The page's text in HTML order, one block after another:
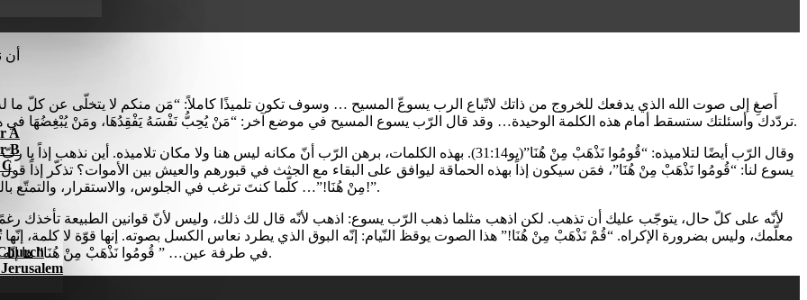
A
B
أن
أَصغِ إلى صوت الله الذي يدفعك للخروج من ذاتك لاتّباع الرب يسوعّ المسيح … وسوف تكون تلميذًا كاملاً: “مَن منكم لا يتخلّى عن كلّ ما
تردّدك وأسئلتك ستسقط أمام هذه الكلمة الوحيدة… وقد قال الرّب يسوع المسيح في موضع آخر: “مَنْ يُحِبُّ نَفْسَهُ يَفْقِدُهَا، ومَنْ يُبْغِضُهَا في هذَا العَالَمِ يَحْفَظُهَا لِحَيَاةٍ أَبَدِيَّة.. مَنْ يَخْدُمْنِي يُكَرِّمْهُ الآب” (يو 12: 25-26).
يسوع لنا: “قُومُوا نَذْهَبْ مِنْ هُنَا”، فمَن سيكون إذاً بهذه الحماقة ليوافق على البقاء مع الجثث في قبورهم والعيش بين الأموات؟ تذكّر
مِنْ هُنَا!”… كلّما كنتَ ترغب في الجلوس، والاستقرار، والتمتّع بالبقاء حيث أنت، تذكّر هذا الصوت المُلِحّ وقُل لنفسك: “قُمْ نَذْهَبْ مِنْ هُنَا!”.
لأنّه على كلّ حال، يتوجّب عليك أن تذهب. لكن اذهب مثلما ذهب الرّب يسوع: اذهب لأنّه قال لك ذلك، وليس لأنّ قوانين الطبيعة تأخذك
معلّمك، وليس بضرورة الإكراه. “قُمْ نَذْهَبْ مِنْ هُنَا!” هذا الصوت يوقظ النّيام: إنّه البوق الذي يطرد نعاس الكسل بصوته. إنها قوّة لا كلمة،
في طرفة عين… ” قُومُوا نَذْهَبْ مِنْ هُنَا” ها إنّه هو أيضاً يذهب معك. فلماذا تتأخّر إذًا؟… إنّ الله يدعوك للذهاب برفقته.